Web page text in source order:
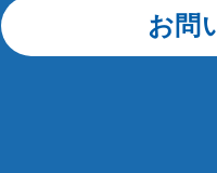
お問